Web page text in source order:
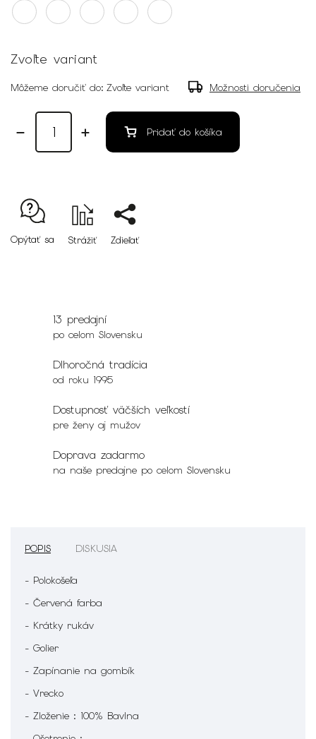
Zvoľte variant
Môžeme doručiť do: Zvoľte variant Možnosti doručenia
Pridať do košíka
Opýtať sa Strážiť Zdieľať
13 predajní
po celom Slovensku
Dlhoročná tradícia
od roku 1995
Dostupnosť väčších veľkostí
pre ženy aj mužov
Doprava zadarmo
na naše predajne po celom Slovensku
POPIS DISKUSIA
- Polokošeľa
- Červená farba
- Krátky rukáv
- Golier
- Zapínanie na gombík
- Vrecko
- Zloženie : 100% Bavlna